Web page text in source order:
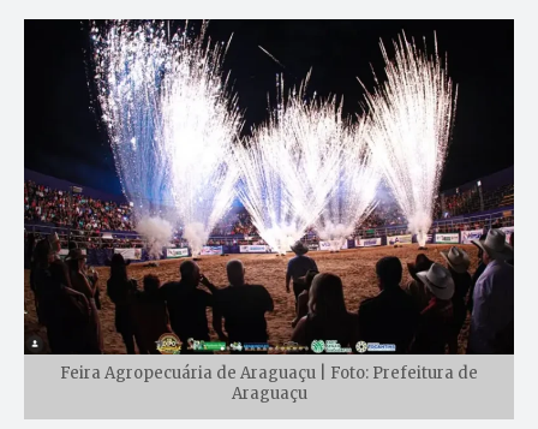
Feira Agropecuária de Araguaçu | Foto: Prefeitura de
Araguaçu